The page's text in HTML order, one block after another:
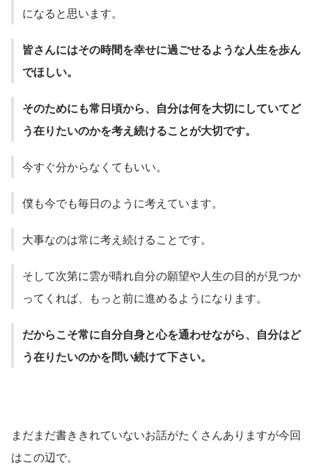
になると思います。
皆さんにはその時間を幸せに過ごせるような人生を歩ん
でほしい。
そのためにも常日頃から、自分は何を大切にしていてど
う在りたいのかを考え続けることが大切です。
今すぐ分からなくてもいい。
僕も今でも毎日のように考えています。
大事なのは常に考え続けることです。
そして次第に雲が晴れ自分の願望や人生の目的が見つか
ってくれば、もっと前に進めるようになります。
だからこそ常に自分自身と心を通わせながら、自分はど
う在りたいのかを問い続けて下さい。
まだまだ書ききれていないお話がたくさんありますが今回
はこの辺で。